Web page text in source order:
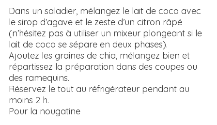
Dans un saladier, mélangez le lait de coco avec
le sirop d’agave et le zeste d’un citron râpé
(n’hésitez pas à utiliser un mixeur plongeant si le
lait de coco se sépare en deux phases).
Ajoutez les graines de chia, mélangez bien et
répartissez la préparation dans des coupes ou
des ramequins.
Réservez le tout au réfrigérateur pendant au
moins 2 h.
Pour la nougatine